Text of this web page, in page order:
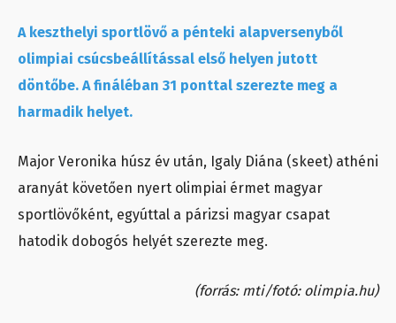
A keszthelyi sportlövő a pénteki alapversenyből
olimpiai csúcsbeállítással első helyen jutott
döntőbe. A fináléban 31 ponttal szerezte meg a
harmadik helyet.
Major Veronika húsz év után, Igaly Diána (skeet) athéni
aranyát követően nyert olimpiai érmet magyar
sportlövőként, egyúttal a párizsi magyar csapat
hatodik dobogós helyét szerezte meg.
(forrás: mti/fotó: olimpia.hu)